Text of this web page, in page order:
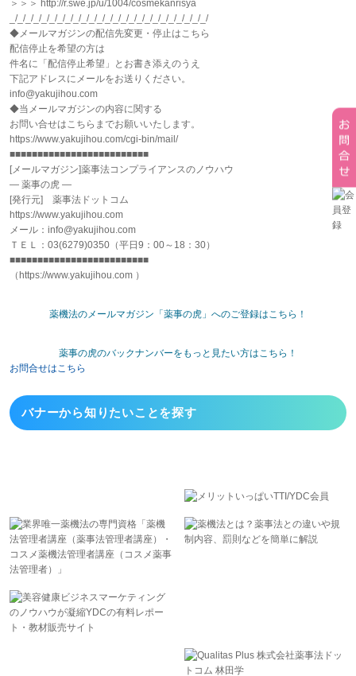
＞＞＞ http://r.swe.jp/u/1004/cosmekanrisya
_/_/_/_/_/_/_/_/_/_/_/_/_/_/_/_/_/_/_/_/_/_/_/_/_/
◆メールマガジンの配信先変更・停止はこちら
配信停止を希望の方は
件名に「配信停止希望」とお書き添えのうえ
下記アドレスにメールをお送りください。
info@yakujihou.com
◆当メールマガジンの内容に関する
お問い合せはこちらまでお願いいたします。
https://www.yakujihou.com/cgi-bin/mail/
■■■■■■■■■■■■■■■■■■■■■■■■■
[メールマガジン]薬事法コンプライアンスのノウハウ
― 薬事の虎 ―
[発行元] 薬事法ドットコム
https://www.yakujihou.com
メール：info@yakujihou.com
ＴＥＬ：03(6279)0350（平日9：00～18：30）
■■■■■■■■■■■■■■■■■■■■■■■■■
（https://www.yakujihou.com ）
薬機法のメールマガジン「薬事の虎」へのご登録はこちら！
薬事の虎のバックナンバーをもっと見たい方はこちら！
お問合せはこちら
バナーから知りたいことを探す